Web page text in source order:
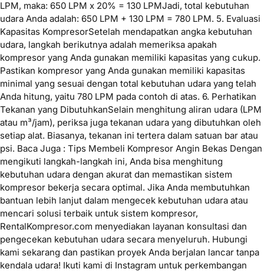
LPM, maka: 650 LPM x 20% = 130 LPMJadi, total kebutuhan
udara Anda adalah: 650 LPM + 130 LPM = 780 LPM. 5. Evaluasi
Kapasitas KompresorSetelah mendapatkan angka kebutuhan
udara, langkah berikutnya adalah memeriksa apakah
kompresor yang Anda gunakan memiliki kapasitas yang cukup.
Pastikan kompresor yang Anda gunakan memiliki kapasitas
minimal yang sesuai dengan total kebutuhan udara yang telah
Anda hitung, yaitu 780 LPM pada contoh di atas. 6. Perhatikan
Tekanan yang DibutuhkanSelain menghitung aliran udara (LPM
atau m³/jam), periksa juga tekanan udara yang dibutuhkan oleh
setiap alat. Biasanya, tekanan ini tertera dalam satuan bar atau
psi. Baca Juga : Tips Membeli Kompresor Angin Bekas Dengan
mengikuti langkah-langkah ini, Anda bisa menghitung
kebutuhan udara dengan akurat dan memastikan sistem
kompresor bekerja secara optimal. Jika Anda membutuhkan
bantuan lebih lanjut dalam mengecek kebutuhan udara atau
mencari solusi terbaik untuk sistem kompresor,
RentalKompresor.com menyediakan layanan konsultasi dan
pengecekan kebutuhan udara secara menyeluruh. Hubungi
kami sekarang dan pastikan proyek Anda berjalan lancar tanpa
kendala udara! Ikuti kami di Instagram untuk perkembangan